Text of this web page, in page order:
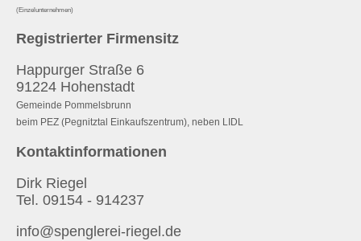
(Einzelunternehmen)
Registrierter Firmensitz
Happurger Straße 6
91224 Hohenstadt
Gemeinde Pommelsbrunn
beim PEZ (Pegnitztal Einkaufszentrum), neben LIDL
Kontaktinformationen
Dirk Riegel
Tel. 09154 - 914237
info@spenglerei-riegel.de